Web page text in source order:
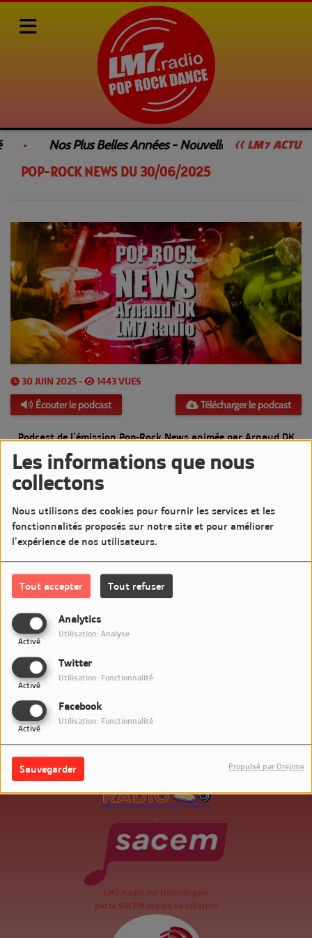
Les informations que nous
collectons
Nous utilisons des cookies pour fournir les services et les
fonctionnalités proposés sur notre site et pour améliorer
l'expérience de nos utilisateurs.
Tout accepter Tout refuser
Analytics
Activé
Utilisation: Analyse
Twitter
Activé
Utilisation: Fonctionnalité
Facebook
Activé
Utilisation: Fonctionnalité
Sauvegarder Propulsé par Orejime
<< LM7 ACTU
Nos Plus Belles Années - Nouvelle Émission
Rediffusions de nos émissions POP-ROCK NEWS POP-ROCK NEWS DU 30/06/2025
POP-ROCK NEWS DU 30/06/2025
30 JUIN 2025 - 1443 VUES
Écouter le podcast Télécharger le podcast
Podcast de l'émission Pop-Rock News animée par Arnaud DK
Diffusée le Lundi 30 Juin 2025 de 20h à 21h sur LM7
Commentaires(0)
Connectez-vous pour commenter cet article
SE CONNECTER
LM7 Radio est Homologuée
par la SACEM depuis sa création